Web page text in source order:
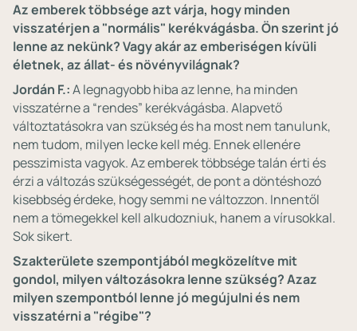
Az emberek többsége azt várja, hogy minden
visszatérjen a "normális" kerékvágásba. Ön szerint jó
lenne az nekünk? Vagy akár az emberiségen kívüli
életnek, az állat- és növényvilágnak?
Jordán F.:A legnagyobb hiba az lenne, ha minden
visszatérne a “rendes” kerékvágásba. Alapvető
változtatásokra van szükség és ha most nem tanulunk,
nem tudom, milyen lecke kell még. Ennek ellenére
pesszimista vagyok. Az emberek többsége talán érti és
érzi a változás szükségességét, de pont a döntéshozó
kisebbség érdeke, hogy semmi ne változzon. Innentől
nem a tömegekkel kell alkudozniuk, hanem a vírusokkal.
Sok sikert.
Szakterülete szempontjából megközelítve mit
gondol, milyen változásokra lenne szükség? Azaz
milyen szempontból lenne jó megújulni és nem
visszatérni a "régibe"?